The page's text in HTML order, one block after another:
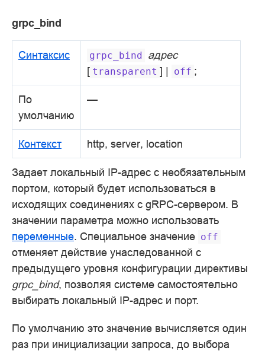
grpc_bind
Синтаксис grpc_bind адрес
[ transparent ] | off ;
По
умолчанию
—
Контекст http, server, location
Задает локальный IP-адрес с необязательным
портом, который будет использоваться в
исходящих соединениях с gRPC-сервером. В
значении параметра можно использовать
переменные. Специальное значение off
отменяет действие унаследованной с
предыдущего уровня конфигурации директивы
grpc_bind, позволяя системе самостоятельно
выбирать локальный IP-адрес и порт.
По умолчанию это значение вычисляется один
раз при инициализации запроса, до выбора